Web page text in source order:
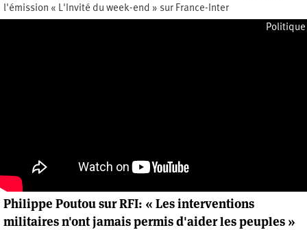
l'émission « L'Invité du week-end » sur France-Inter
Lundi 31 janvier 2022
Politique
Philippe Poutou sur RFI: « Les interventions
militaires n'ont jamais permis d'aider les peuples »